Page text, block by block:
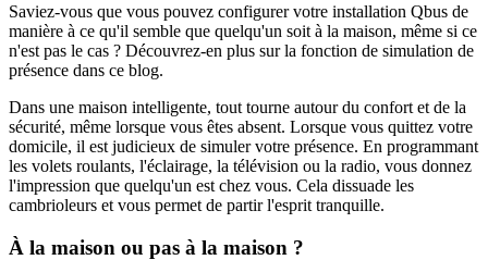
Saviez-vous que vous pouvez configurer votre installation Qbus de
manière à ce qu'il semble que quelqu'un soit à la maison, même si ce
n'est pas le cas ? Découvrez-en plus sur la fonction de simulation de
présence dans ce blog.
Dans une maison intelligente, tout tourne autour du confort et de la
sécurité, même lorsque vous êtes absent. Lorsque vous quittez votre
domicile, il est judicieux de simuler votre présence. En programmant
les volets roulants, l'éclairage, la télévision ou la radio, vous donnez
l'impression que quelqu'un est chez vous. Cela dissuade les
cambrioleurs et vous permet de partir l'esprit tranquille.
À la maison ou pas à la maison ?